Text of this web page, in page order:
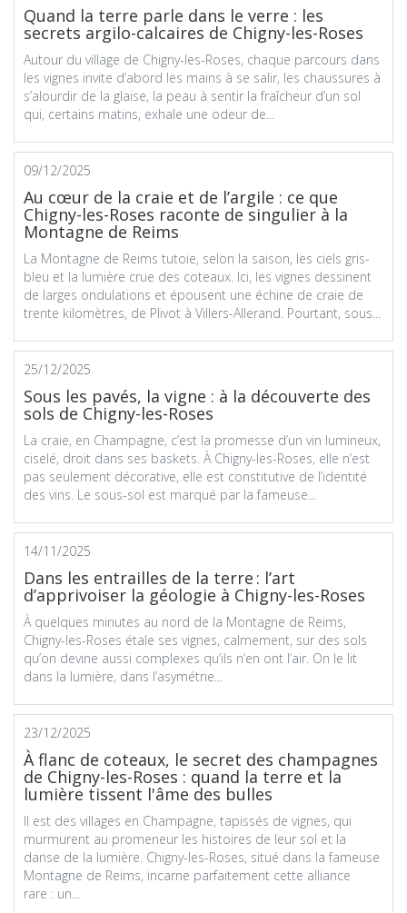
Quand la terre parle dans le verre : les
secrets argilo-calcaires de Chigny-les-Roses
Autour du village de Chigny-les-Roses, chaque parcours dans
les vignes invite d’abord les mains à se salir, les chaussures à
s’alourdir de la glaise, la peau à sentir la fraîcheur d’un sol
qui, certains matins, exhale une odeur de...
09/12/2025
Au cœur de la craie et de l’argile : ce que
Chigny-les-Roses raconte de singulier à la
Montagne de Reims
La Montagne de Reims tutoie, selon la saison, les ciels gris-
bleu et la lumière crue des coteaux. Ici, les vignes dessinent
de larges ondulations et épousent une échine de craie de
trente kilomètres, de Plivot à Villers-Allerand. Pourtant, sous...
25/12/2025
Sous les pavés, la vigne : à la découverte des
sols de Chigny-les-Roses
La craie, en Champagne, c’est la promesse d’un vin lumineux,
ciselé, droit dans ses baskets. À Chigny-les-Roses, elle n’est
pas seulement décorative, elle est constitutive de l’identité
des vins. Le sous-sol est marqué par la fameuse...
14/11/2025
Dans les entrailles de la terre : l’art
d’apprivoiser la géologie à Chigny-les-Roses
À quelques minutes au nord de la Montagne de Reims,
Chigny-les-Roses étale ses vignes, calmement, sur des sols
qu’on devine aussi complexes qu’ils n’en ont l’air. On le lit
dans la lumière, dans l’asymétrie...
23/12/2025
À flanc de coteaux, le secret des champagnes
de Chigny-les-Roses : quand la terre et la
lumière tissent l'âme des bulles
Il est des villages en Champagne, tapissés de vignes, qui
murmurent au promeneur les histoires de leur sol et la
danse de la lumière. Chigny-les-Roses, situé dans la fameuse
Montagne de Reims, incarne parfaitement cette alliance
rare : un...